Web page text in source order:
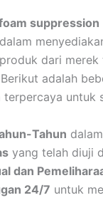
suppression
dari
adalah
untuk
Tahun
yang telah diuji
dan
24/7 untuk